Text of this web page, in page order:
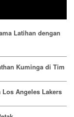
Latihan dengan
Kuminga di Tim
Angeles Lakers